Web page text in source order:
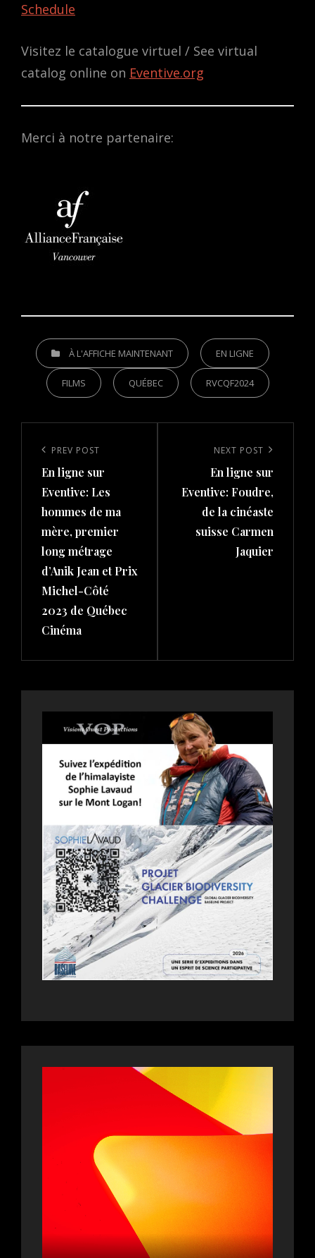
Schedule
Visitez le catalogue virtuel / See virtual
catalog online on Eventive.org
Merci à notre partenaire:
CATEGORIESÀ L'AFFICHE MAINTENANT EN LIGNE
FILMS QUÉBEC RVCQF2024
navigation
Previous
Post
PREV POST
En ligne sur
Eventive: Les
hommes de ma
mère, premier
long métrage
d’Anik Jean et Prix
Michel-Côté
2023 de Québec
Cinéma
NEXT POST
En ligne sur
Eventive: Foudre,
de la cinéaste
suisse Carmen
Jaquier